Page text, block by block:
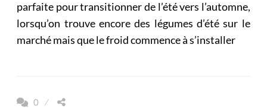
parfaite pour transitionner de l’été vers l’automne,
lorsqu’on trouve encore des légumes d’été sur le
marché mais que le froid commence à s’installer
0